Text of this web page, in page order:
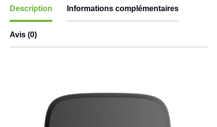
Description Informations complémentaires
Avis (0)